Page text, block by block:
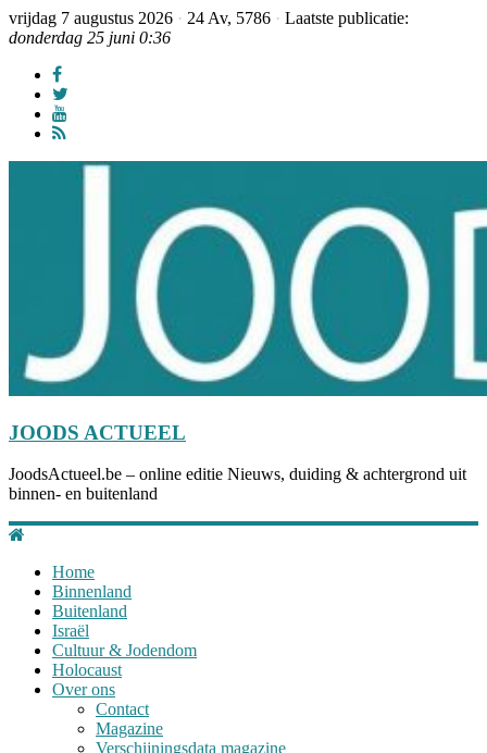
vrijdag 7 augustus 2026 · 24 Av, 5786 · Laatste publicatie:
donderdag 25 juni 0:36
JOODS ACTUEEL
JoodsActueel.be – online editie Nieuws, duiding & achtergrond uit
binnen- en buitenland
Home
Binnenland
Buitenland
Israël
Cultuur & Jodendom
Holocaust
Over ons
Contact
Magazine
Verschijningsdata magazine